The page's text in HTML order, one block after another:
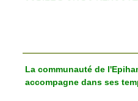
La communauté de
accompagne dans ses